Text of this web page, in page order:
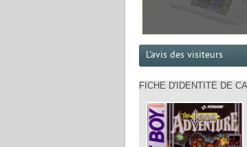
L'avis des visiteurs
FICHE D'IDENTITÉ DE